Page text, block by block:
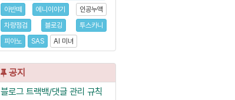
아반떼 에니이야기
인공누액
차량점검
블로깅
투스카니
피아노
SAS AI 미녀
공지
블로그 트랙백/댓글 관리 규칙